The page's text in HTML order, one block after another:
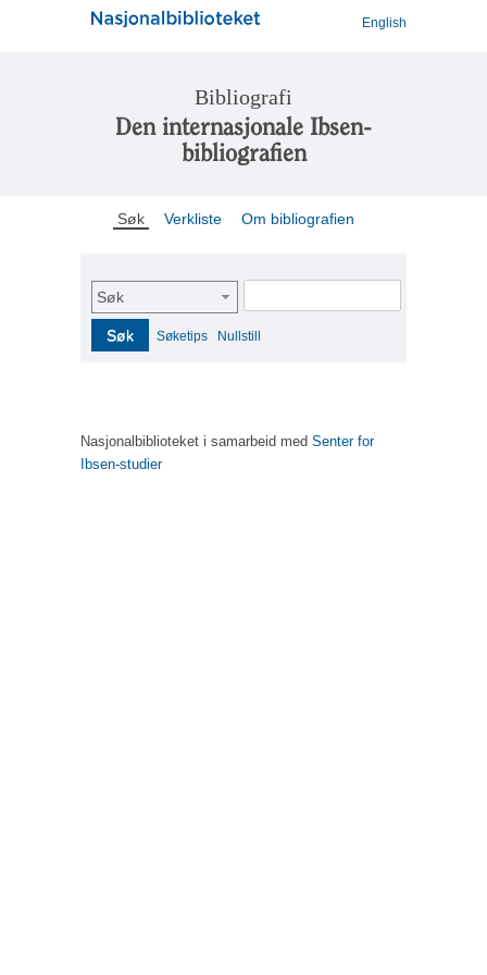
English
Bibliografi
Den internasjonale Ibsen-
bibliografien
Søk Verkliste Om bibliografien
Søk
Søk Søketips Nullstill
Nasjonalbiblioteket i samarbeid med Senter for
Ibsen-studier